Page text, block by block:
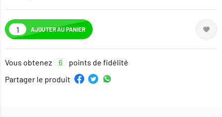
AJOUTER AU PANIER
Vous obtenez 6
points de fidélité
Partager le produit